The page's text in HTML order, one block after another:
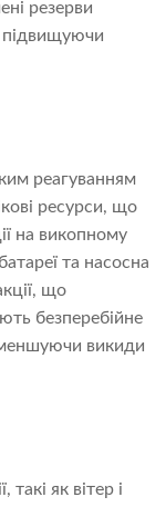
резерви
підвищуючи
реагуванням
ресурси, що
на викопному
та насосна
що
безперебійне
викиди
як вітер і